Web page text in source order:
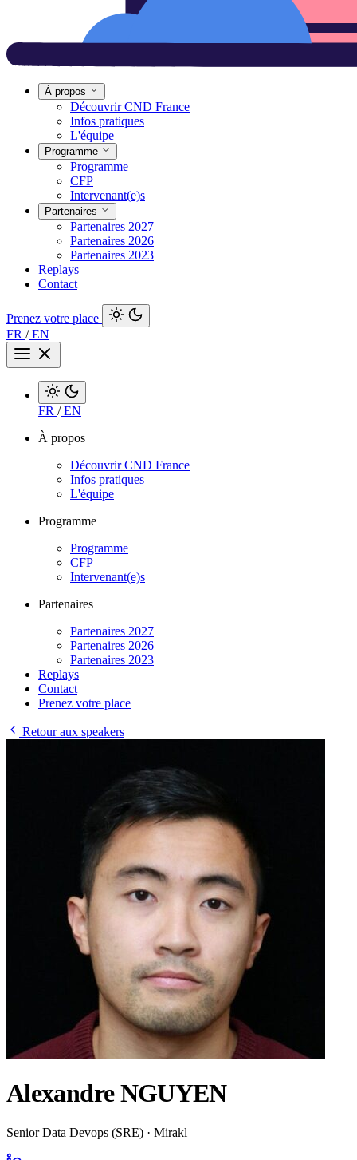
À propos
Découvrir CND France
Infos pratiques
L'équipe
Programme
Programme
CFP
Intervenant(e)s
Partenaires
Partenaires 2027
Partenaires 2026
Partenaires 2023
Replays
Contact
Prenez votre place
FR /EN
FR /EN
À propos
Découvrir CND France
Infos pratiques
L'équipe
Programme
Programme
CFP
Intervenant(e)s
Partenaires
Partenaires 2027
Partenaires 2026
Partenaires 2023
Replays
Contact
Prenez votre place
Retour aux speakers
Alexandre NGUYEN
Senior Data Devops (SRE) · Mirakl